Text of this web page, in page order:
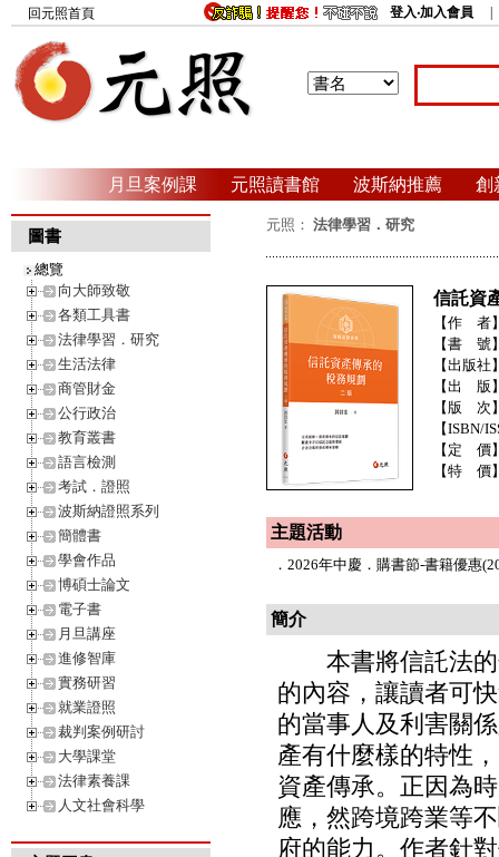
回元照首頁 登入‧加入會員
月旦案例課 元照讀書館 波斯納推薦 創
圖書
總覽
向大師致敬
各類工具書
法律學習．研究
生活法律
商管財金
公行政治
教育叢書
語言檢測
考試．證照
波斯納證照系列
簡體書
學會作品
博碩士論文
電子書
月旦講座
進修智庫
實務研習
就業證照
裁判案例研討
大學課堂
法律素養課
人文社會科學
元照： 法律學習．研究
信託資
【作 者
【書 號
【出版社
【出 版
【版 次
【ISBN/
【定 價
【特 價
主題活動
． 2026年中慶．購書節-書籍優惠
簡介
本書將信託法的
的內容，讓讀者可
的當事人及利害關
產有什麼樣的特性
資產傳承。正因為
應，然跨境跨業等
府的能力。作者針